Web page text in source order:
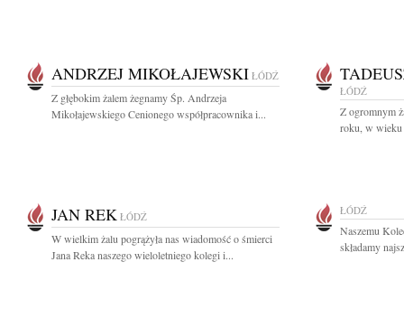
ANDRZEJ MIKOŁAJEWSKI ŁÓDŹ
Z głębokim żalem żegnamy Śp. Andrzeja
Mikołajewskiego Cenionego współpracownika i...
ŁÓDŹ
Z ogromnym
roku, w wieku
JAN REK ŁÓDŹ
W wielkim żalu pogrążyła nas wiadomość o śmierci
Jana Reka naszego wieloletniego kolegi i...
ŁÓDŹ
Naszemu
składamy